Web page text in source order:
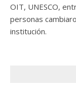
OIT, UNESCO,
personas
institución.